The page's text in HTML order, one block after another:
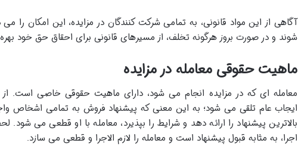
آگاهی از این مواد قانونی، به تمامی شرکت کنندگان در مزایده، این امکان را
شوند و در صورت بروز هرگونه تخلف، از مسیرهای قانونی برای احقاق حق خود بهره
ماهیت حقوقی معامله در مزایده
معامله ای که در مزایده انجام می شود، دارای ماهیت حقوقی خاصی است. از
ایجاب عام تلقی می شود؛ به این معنی که پیشنهاد فروش به تمامی اشخاص
بالاترین پیشنهاد را ارائه دهد و شرایط را بپذیرد، معامله با او قطعی می
اجرا، به مثابه قبول پیشنهاد است و معامله را لازم الاجرا و قطعی می سازد.